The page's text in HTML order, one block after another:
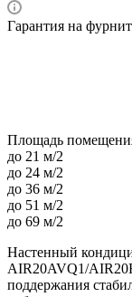
Гарантия на
Площадь
до 21 м/2
до 24 м/2
до 36 м/2
до 51 м/2
до 69 м/2
Настенный
AIR20AVQ1/
поддержания